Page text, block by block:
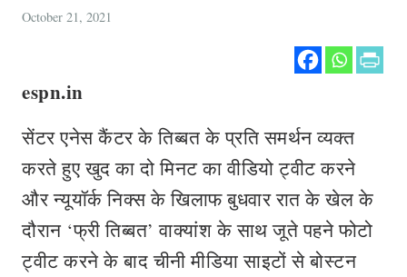
October 21, 2021
espn.in
सेंटर एनेस कैंटर के तिब्बत के प्रति समर्थन व्यक्त
करते हुए खुद का दो मिनट का वीडियो ट्वीट करने
और न्यूयॉर्क निक्स के खिलाफ बुधवार रात के खेल के
दौरान ‘फ्री तिब्बत’ वाक्यांश के साथ जूते पहने फोटो
ट्वीट करने के बाद चीनी मीडिया साइटों से बोस्टन